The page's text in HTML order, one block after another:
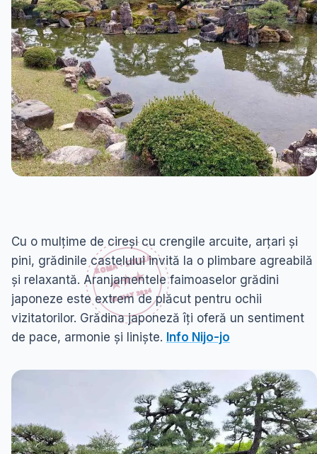
Cu o mulțime de cireși cu crengile arcuite, arțari și
pini, grădinile castelului invită la o plimbare agreabilă
și relaxantă. Aranjamentele faimoaselor grădini
japoneze este extrem de plăcut pentru ochii
vizitatorilor. Grădina japoneză îți oferă un sentiment
de pace, armonie și liniște. Info Nijo-jo